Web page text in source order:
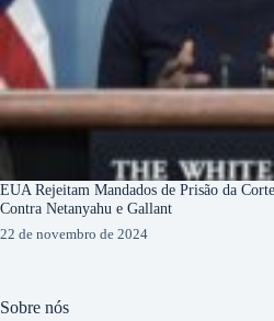
EUA Rejeitam Mandados de Prisão da
Contra Netanyahu e Gallant
22 de novembro de 2024
Sobre nós